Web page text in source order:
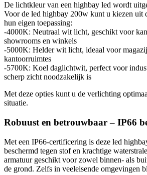
De lichtkleur van een highbay led wordt
Voor de led highbay 200w kunt u kiezen uit
hun eigen toepassing:
-4000K: Neutraal wit licht, geschikt voor
showrooms en winkels
-5000K: Helder wit licht, ideaal voor
kantoorruimtes
-5700K: Koel daglichtwit, perfect voor
scherp zicht noodzakelijk is
Met deze opties kunt u de verlichting
situatie.
Robuust en betrouwbaar – IP66
Met een IP66-certificering is deze led
beschermd tegen stof en krachtige
armatuur geschikt voor zowel binnen- als
de grond. Zelfs in veeleisende omgevingen